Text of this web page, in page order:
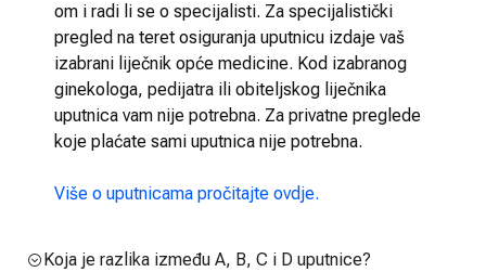
om i radi li se o specijalisti. Za specijalistički
pregled na teret osiguranja uputnicu izdaje vaš
izabrani liječnik opće medicine. Kod izabranog
ginekologa, pedijatra ili obiteljskog liječnika
uputnica vam nije potrebna. Za privatne preglede
koje plaćate sami uputnica nije potrebna.
Više o uputnicama pročitajte ovdje.
Koja je razlika između A, B, C i D uputnice?